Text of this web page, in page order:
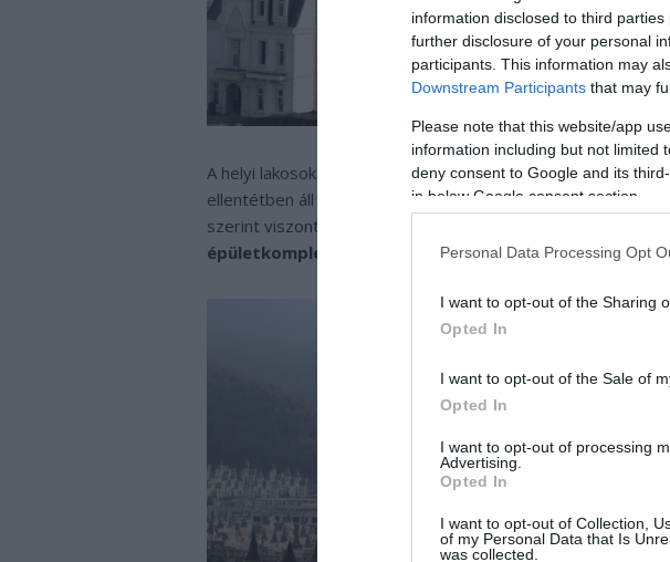
information disclosed to third
further disclosure of your personal
participants. This information may
Downstream Participants that may
Please note that this website/app
information including but not limited
deny consent to Google and its
in below Google consent section.
Personal Data Processing Opt
I want to opt-out of the Sharing
Opted In
I want to opt-out of the Sale of
Opted In
I want to opt-out of processing
Advertising.
Opted In
I want to opt-out of Collection,
of my Personal Data that Is
was collected.
A helyi lakosok nem igazán örülnek ennek a beruházásnak,
ellentétben áll az UNESCO világörökségi listán szereplő
szerint viszont nem rontja az összképet a
épületkomplexum